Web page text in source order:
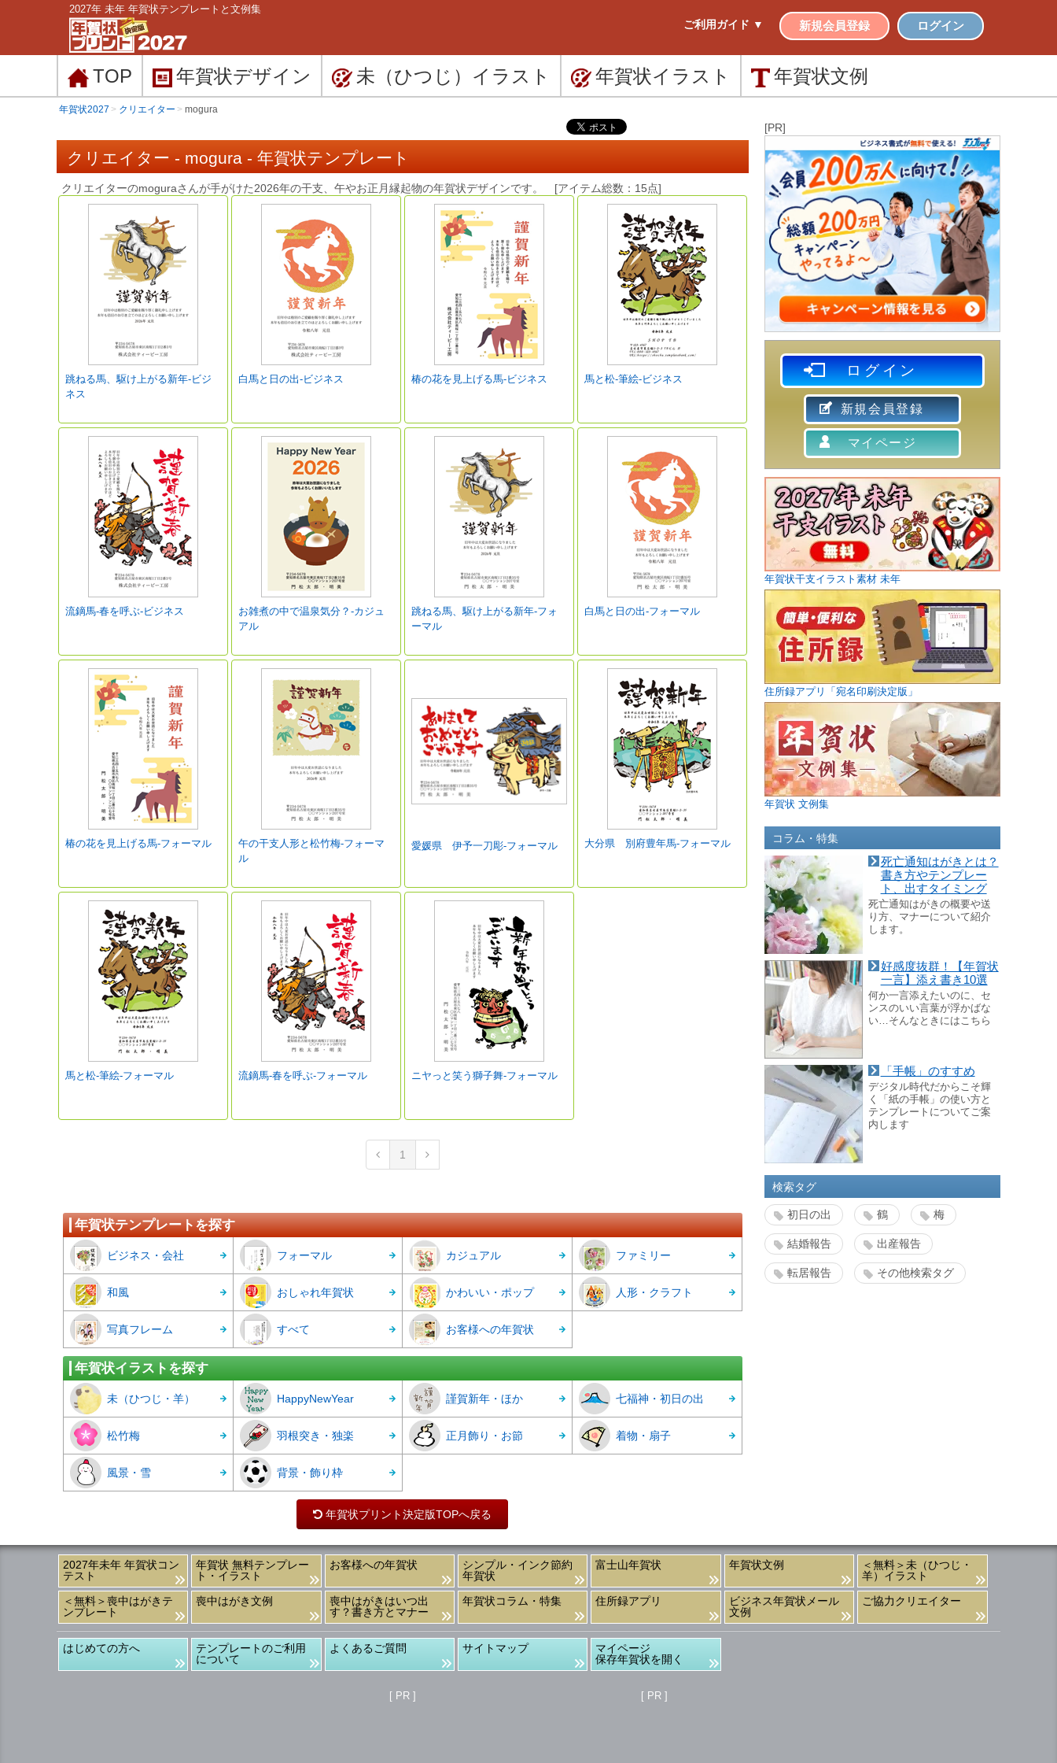
2027年 未年 年賀状テンプレートと文例集
ご利用ガイド ▼ 新規会員登録 ログイン
TOP 年賀状デザイン 未（ひつじ） イラスト 年賀状イラスト 年賀状文例
年賀状2027 クリエイター mogura
クリエイター - mogura - 年賀状テンプレート
クリエイターのmoguraさんが手がけた2026年の干支、午やお正月縁起物の年賀状デザインです。 [アイテム総数：15点]
跳ねる馬、駆け上がる新年-ビジ
ネス
白馬と日の出-ビジネス 椿の花を見上げる馬-ビジネス 馬と松‐筆絵-ビジネス
流鏑馬-春を呼ぶ-ビジネス
お雑煮の中で温泉気分？-カジュ
アル
跳ねる馬、駆け上がる新年-フォ
ーマル
白馬と日の出-フォーマル
椿の花を見上げる馬-フォーマル
午の干支人形と松竹梅-フォーマ
ル
愛媛県 伊予一刀彫-フォーマル 大分県 別府豊年馬-フォーマル
馬と松‐筆絵-フォーマル 流鏑馬-春を呼ぶ-フォーマル ニヤっと笑う獅子舞-フォーマル
1
年賀状テンプレートを探す
ビジネス・会社 フォーマル カジュアル ファミリー
和風 おしゃれ年賀状 かわいい・ポップ 人形・クラフト
写真フレーム すべて お客様への年賀状
年賀状イラストを探す
未（ひつじ・羊） HappyNewYear 謹賀新年・ほか 七福神・初日の出
松竹梅 羽根突き・独楽 正月飾り・お節 着物・扇子
風景・雪 背景・飾り枠
年賀状プリント決定版TOPへ戻る
[PR]
ログイン
新規会員登録
マイページ
年賀状干支イラスト素材 未年
住所録アプリ「宛名印刷決定版」
年賀状 文例集
コラム・特集
死亡通知はがきとは？
書き方やテンプレー
ト、出すタイミング
死亡通知はがきの概要や送
り方、マナーについて紹介
します。
好感度抜群！【年賀状
一言】添え書き10選
何か一言添えたいのに、セ
ンスのいい言葉が浮かばな
い…そんなときにはこちら
「手帳」のすすめ
デジタル時代だからこそ輝
く「紙の手帳」の使い方と
テンプレートについてご案
内します
検索タグ
初日の出 鶴 梅
結婚報告 出産報告
転居報告 その他検索タグ
2027年未年 年賀状コン
テスト
年賀状 無料テンプレー
ト・イラスト
お客様への年賀状
シンプル・インク節約
年賀状
富士山年賀状 年賀状文例
＜無料＞未（ひつじ・
羊）イラスト
＜無料＞喪中はがきテ
ンプレート
喪中はがき文例
喪中はがきはいつ出
す？書き方とマナー
年賀状コラム・特集 住所録アプリ
ビジネス年賀状メール
文例
ご協力クリエイター
はじめての方へ
テンプレートのご利用
について
よくあるご質問 サイトマップ
マイページ
保存年賀状を開く
[ PR ] [ PR ]